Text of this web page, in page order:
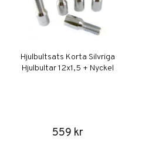
Hjulbultsats Korta Silvriga
Hjulbultar 12x1,5 + Nyckel
559 kr